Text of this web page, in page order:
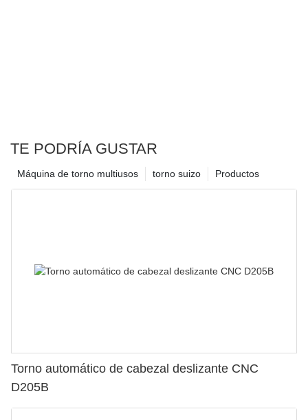
TE PODRÍA GUSTAR
Productos
torno suizo
Máquina de torno multiusos
Torno automático de cabezal deslizante CNC
D205B